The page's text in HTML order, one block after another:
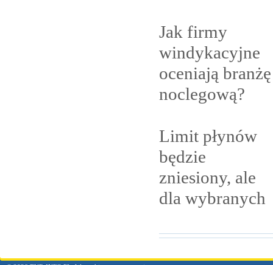
Jak firmy
windykacyjne
oceniają branżę
noclegową?
Limit płynów
będzie
zniesiony, ale
dla wybranych